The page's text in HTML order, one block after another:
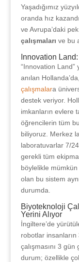
Yaşadığımız
oranda hız
ve Avrupa’daki
çalışmaları ve bu
Innovation
“Innovation Land”
anılan
çalışmalara
destek veriyor.
imkanların evlere
öğrencilerin tüm
biliyoruz. Merkez
laboratuvarlar 7/
gerekli tüm
böylelikle
olan bu sistem
durumda.
Biyoteknoloji
Yerini Alıyor
İngiltere’de
robotlar
çalışmasını 3
durum; özellikle